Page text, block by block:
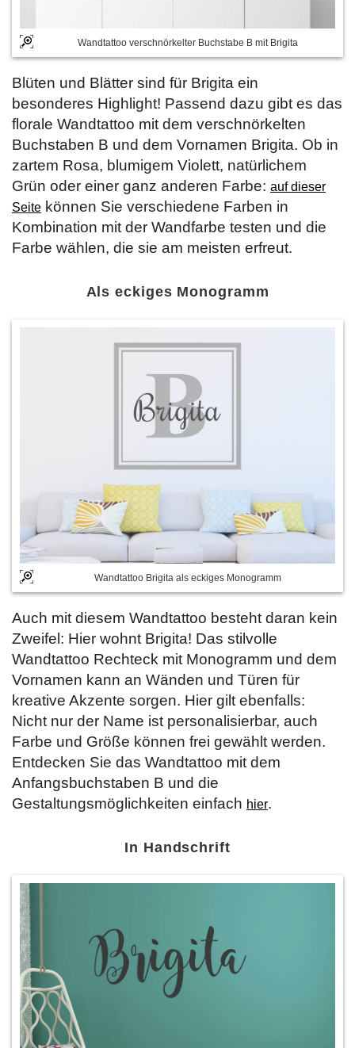
Wandtattoo verschnörkelter Buchstabe B mit Brigita
Blüten und Blätter sind für Brigita ein
besonderes Highlight! Passend dazu gibt es das
florale Wandtattoo mit dem verschnörkelten
Buchstaben B und dem Vornamen Brigita. Ob in
zartem Rosa, blumigem Violett, natürlichem
Grün oder einer ganz anderen Farbe: auf dieser
Seite können Sie verschiedene Farben in
Kombination mit der Wandfarbe testen und die
Farbe wählen, die sie am meisten erfreut.
Als eckiges Monogramm
Wandtattoo Brigita als eckiges Monogramm
Auch mit diesem Wandtattoo besteht daran kein
Zweifel: Hier wohnt Brigita! Das stilvolle
Wandtattoo Rechteck mit Monogramm und dem
Vornamen kann an Wänden und Türen für
kreative Akzente sorgen. Hier gilt ebenfalls:
Nicht nur der Name ist personalisierbar, auch
Farbe und Größe können frei gewählt werden.
Entdecken Sie das Wandtattoo mit dem
Anfangsbuchstaben B und die
Gestaltungsmöglichkeiten einfach hier.
In Handschrift